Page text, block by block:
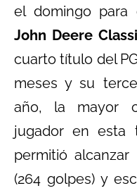
el domingo para
John Deere
cuarto título del
meses y su
año, la mayor
jugador en esta
permitió
(264 golpes) y